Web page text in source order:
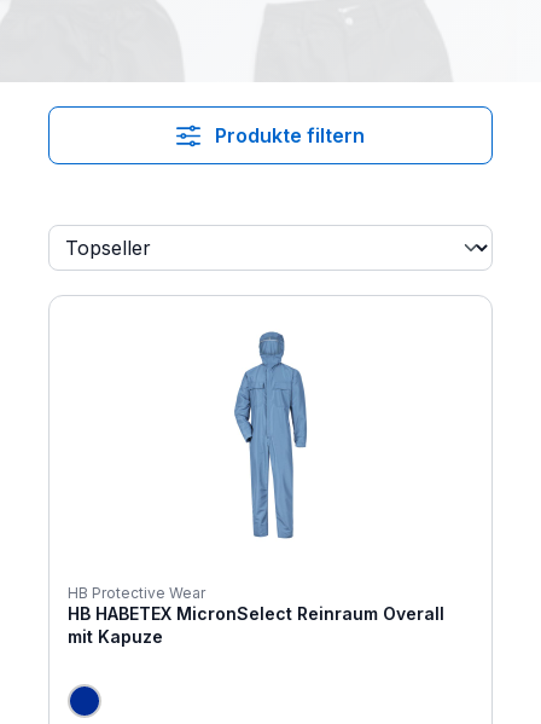
Produkte filtern
HB Protective Wear
HB HABETEX MicronSelect Reinraum Overall
mit Kapuze